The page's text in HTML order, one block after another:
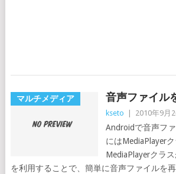
マルチメディア 音声ファイル
kseto 2010年9月
Androidで音声フ
にはMediaPlayer
MediaPlayerクラ
を利用することで、簡単に音声ファイルを